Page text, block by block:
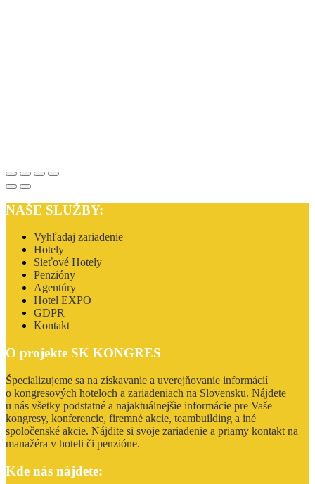
NAŠE SLUŽBY:
Vyhľadaj zariadenie
Hotely
Sieťové Hotely
Penzióny
Agentúry
Hotel EXPO
GDPR
Kontakt
O projekte SK KONGRES
Špecializujeme sa na získavanie a uverejňovanie informácií
o kongresových hoteloch a zariadeniach na Slovensku. Nájdete
u nás všetky podstatné a najaktuálnejšie informácie pre Vaše
kongresy, konferencie, firemné akcie, teambuilding a iné
spoločenské akcie. Nájdite si svoje zariadenie a priamy kontakt na
manažéra v hoteli či penzióne.
Kde nás nájdete: